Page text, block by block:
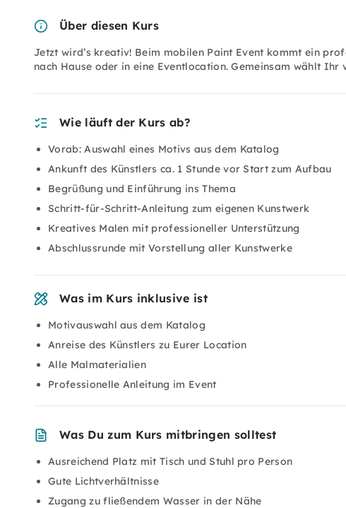
Über diesen Kurs
Jetzt wird’s kreativ! Beim mobilen Paint Event kommt ein
nach Hause oder in eine Eventlocation. Gemeinsam wählt Ihr
Wie läuft der Kurs ab?
Vorab: Auswahl eines Motivs aus dem Katalog
Ankunft des Künstlers ca. 1 Stunde vor Start zum Aufbau
Begrüßung und Einführung ins Thema
Schritt-für-Schritt-Anleitung zum eigenen Kunstwerk
Kreatives Malen mit professioneller Unterstützung
Abschlussrunde mit Vorstellung aller Kunstwerke
Was im Kurs inklusive ist
Motivauswahl aus dem Katalog
Anreise des Künstlers zu Eurer Location
Alle Malmaterialien
Professionelle Anleitung im Event
Was Du zum Kurs mitbringen solltest
Ausreichend Platz mit Tisch und Stuhl pro Person
Gute Lichtverhältnisse
Zugang zu fließendem Wasser in der Nähe